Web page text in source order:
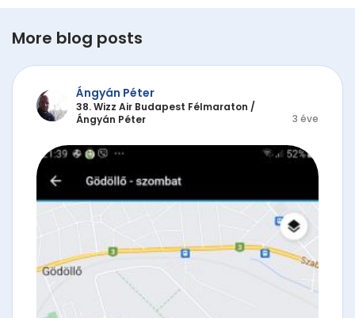
More blog posts
Ángyán Péter
38. Wizz Air Budapest Félmaraton /
Ángyán Péter
3 éve